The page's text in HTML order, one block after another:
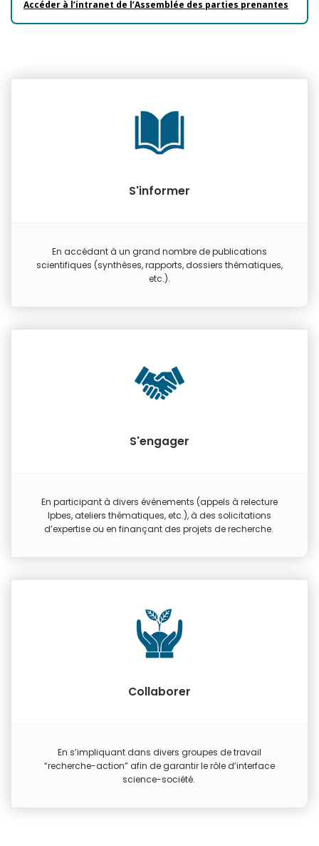
Accéder à l’intranet de l’Assemblée des parties prenantes
S'informer
En accédant à un grand nombre de publications
scientifiques (synthèses, rapports, dossiers thématiques,
etc.).
S'engager
En participant à divers événements (appels à relecture
Ipbes, ateliers thématiques, etc.), à des solicitations
d’expertise ou en finançant des projets de recherche.
Collaborer
En s’impliquant dans divers groupes de travail
“recherche-action” afin de garantir le rôle d’interface
science-société.